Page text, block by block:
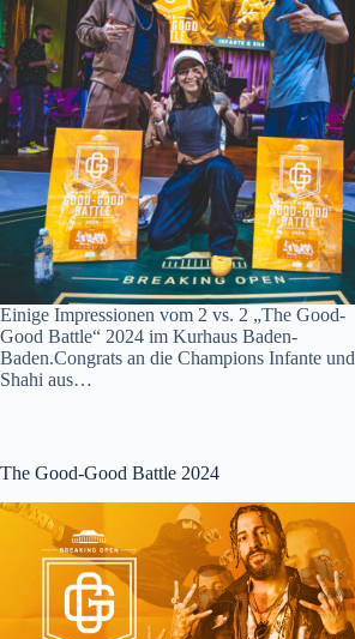
Einige Impressionen vom 2 vs. 2 „The Good-
Good Battle“ 2024 im Kurhaus Baden-
Baden.Congrats an die Champions Infante und
Shahi aus…
The Good-Good Battle 2024